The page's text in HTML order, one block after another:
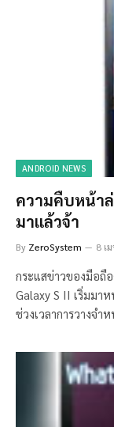
ANDROID NEWS
ความคืบหน้าล่
มาแล้วจ้า
By ZeroSystem 8 เ
กระแสข่าวของมือถื
Galaxy S II เริ่มมา
ช่วงเวลาการวางจำ